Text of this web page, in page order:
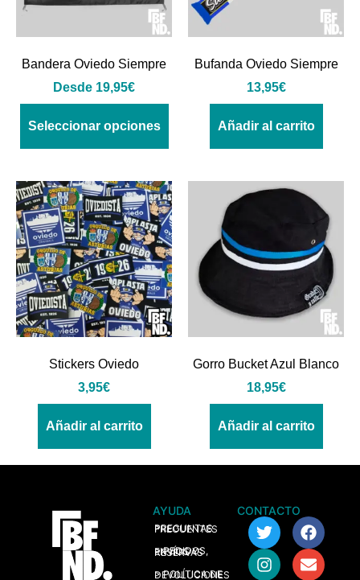
Bandera Oviedo Siempre
Desde 19,95€
Seleccionar opciones
Bufanda Oviedo Siempre
13,95€
Añadir al carrito
Stickers Oviedo
3,95€
Añadir al carrito
Gorro Bucket Azul Blanco
18,95€
Añadir al carrito
AYUDA
> PREGUNTAS FRECUENTES
> PEDIDOS, ENVÍOS Y RESERVAS
> POLÍTICA DE DEVOLUCIONES
CONTACTO